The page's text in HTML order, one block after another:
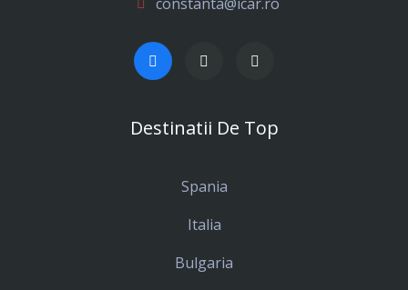
Destinatii De Top
Spania
Italia
Bulgaria